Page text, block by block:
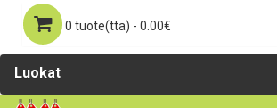
0 tuote(tta) - 0.00€
Luokat